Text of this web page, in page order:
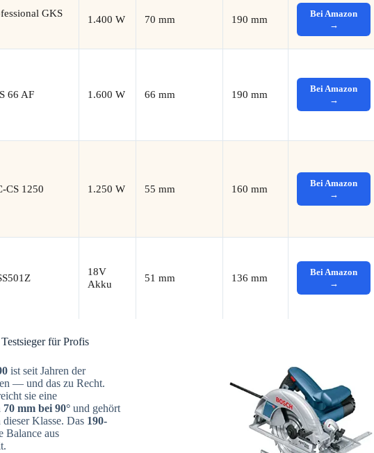
GKS
1.400 W 70 mm 190 mm
Bei Amazon
→
66 AF 1.600 W 66 mm 190 mm
Bei Amazon
→
CS 1250 1.250 W 55 mm 160 mm
Bei Amazon
→
18V
Akku
51 mm 136 mm
Bei Amazon
→
für Profis
ist seit Jahren der
— und das zu Recht.
sie eine
mm bei 90° und gehört
Klasse. Das 190-
Balance aus